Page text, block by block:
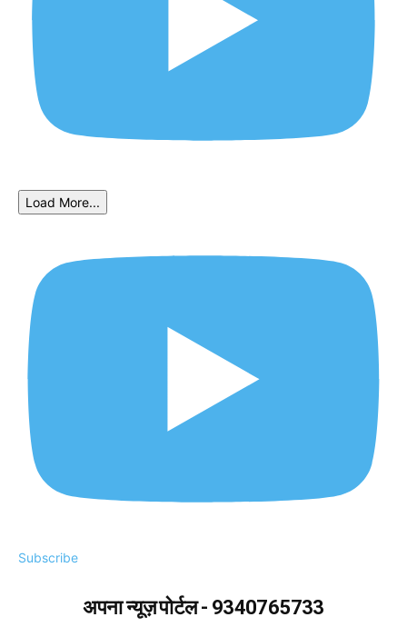
Load More...
Subscribe
अपना न्यूज़ पोर्टल - 9340765733